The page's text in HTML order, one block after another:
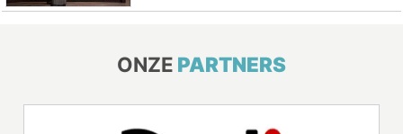
ONZE PARTNERS